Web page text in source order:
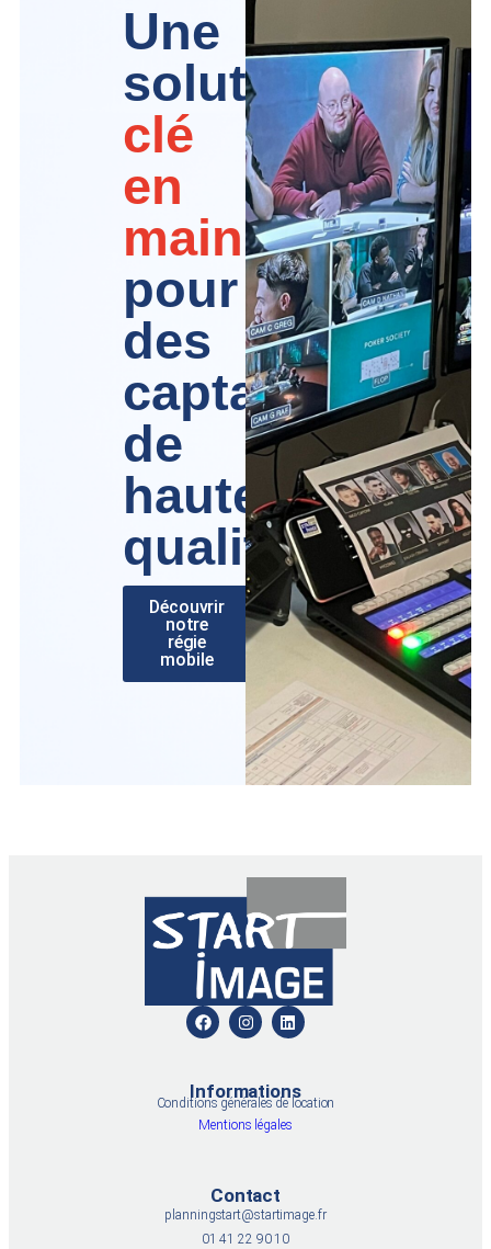
Une
solution
clé
en
main
pour
des
captations
de
haute
qualité
Découvrir
notre
régie
mobile
Informations
Conditions générales de location
Mentions légales
Contact
planningstart@startimage.fr
01 41 22 90 10